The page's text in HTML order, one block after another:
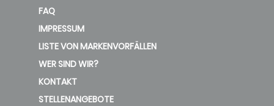
FAQ
IMPRESSUM
LISTE VON MARKENVORFÄLLEN
WER SIND WIR?
KONTAKT
STELLENANGEBOTE